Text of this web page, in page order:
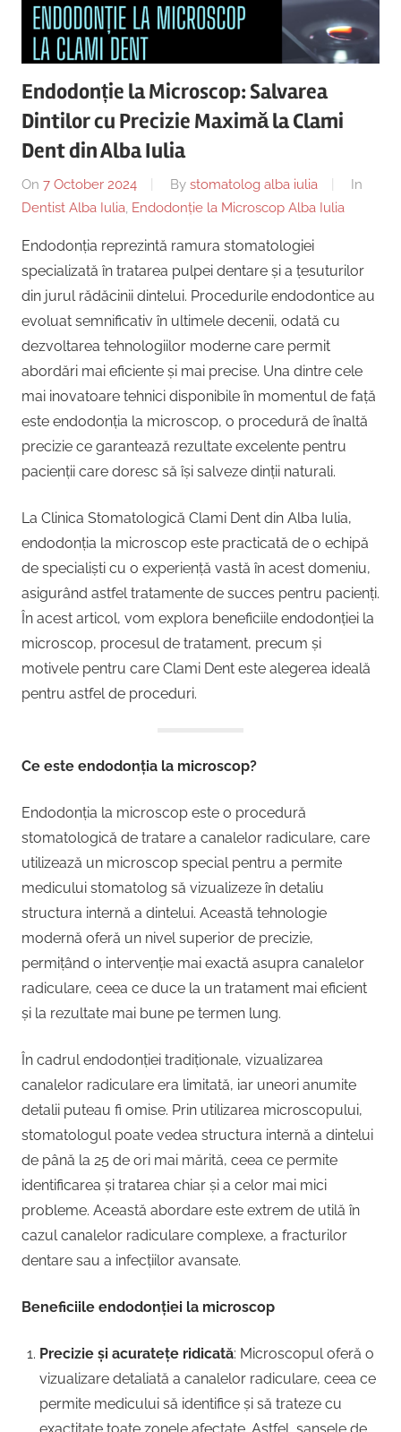
|
Centru
Implantologie
Copii,
Dentist,
Strada
Lăncrănjan
19,
Alba
510218,
România
+40754463365
Endodonție la Microscop: Salvarea
Dintilor cu Precizie Maximă la Clami
Dent din Alba Iulia
On 7 October 2024 By stomatolog alba iulia
In
Dentist Alba Iulia Endodonție la Microscop Alba Iulia
Endodonția reprezintă ramura stomatologiei
specializată în tratarea pulpei dentare și a țesuturilor
din jurul rădăcinii dintelui. Procedurile endodontice au
evoluat semnificativ în ultimele decenii, odată cu
dezvoltarea tehnologiilor moderne care permit
abordări mai eficiente și mai precise. Una dintre cele
mai inovatoare tehnici disponibile în momentul de față
este endodonția la microscop, o procedură de înaltă
precizie ce garantează rezultate excelente pentru
pacienții care doresc să își salveze dinții naturali.
La Clinica Stomatologică Clami Dent din Alba Iulia,
endodonția la microscop este practicată de o echipă
de specialiști cu o experiență vastă în acest domeniu,
asigurând astfel tratamente de succes pentru pacienți.
În acest articol, vom explora beneficiile endodonției la
microscop, procesul de tratament, precum și
motivele pentru care Clami Dent este alegerea ideală
pentru astfel de proceduri.
Ce este endodonția la microscop?
Endodonția la microscop este o procedură
stomatologică de tratare a canalelor radiculare, care
utilizează un microscop special pentru a permite
medicului stomatolog să vizualizeze în detaliu
structura internă a dintelui. Această tehnologie
modernă oferă un nivel superior de precizie,
permițând o intervenție mai exactă asupra canalelor
radiculare, ceea ce duce la un tratament mai eficient
și la rezultate mai bune pe termen lung.
În cadrul endodonției tradiționale, vizualizarea
canalelor radiculare era limitată, iar uneori anumite
detalii puteau fi omise. Prin utilizarea microscopului,
stomatologul poate vedea structura internă a dintelui
de până la 25 de ori mai mărită, ceea ce permite
identificarea și tratarea chiar și a celor mai mici
probleme. Această abordare este extrem de utilă în
cazul canalelor radiculare complexe, a fracturilor
dentare sau a infecțiilor avansate.
Beneficiile endodonției la microscop
Precizie și acuratețe ridicată: Microscopul oferă o
vizualizare detaliată a canalelor radiculare, ceea ce
permite medicului să identifice și să trateze cu
exactitate toate zonele afectate. Astfel, șansele de